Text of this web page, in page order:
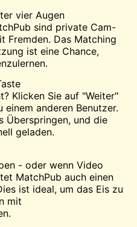
vier Augen
sind private Cam-
Fremden. Das Matching
ist eine Chance,
Klicken Sie auf "Weiter"
anderen Benutzer.
Überspringen, und die
geladen.
- oder wenn Video
MatchPub auch einen
ist ideal, um das Eis zu
mit